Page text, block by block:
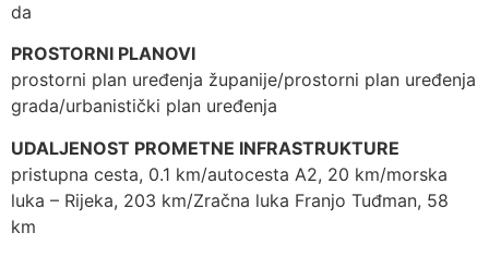
da
PROSTORNI PLANOVI
prostorni plan uređenja županije/prostorni plan uređenja
grada/urbanistički plan uređenja
UDALJENOST PROMETNE INFRASTRUKTURE
pristupna cesta, 0.1 km/autocesta A2, 20 km/morska
luka – Rijeka, 203 km/Zračna luka Franjo Tuđman, 58
km